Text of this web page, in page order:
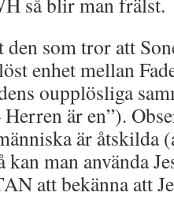
den som tror att
enhet mellan
oupplösliga
är en”).
är
kan man använda
att bekänna att